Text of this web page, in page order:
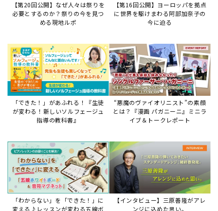
【第20回公開】なぜ人々は祭りを
必要とするのか？祭りの今を見つ
める現地ルポ
【第16回公開】ヨーロッパを拠点
に世界を駆けまわる阿部加奈子の
今に迫る
「できた！」があふれる！『生徒
が変わる！新しいソルフェージュ
指導の教科書』
“悪魔のヴァイオリニスト”の素顔
とは？『漫画 パガニーニ』ミニラ
イブ＆トークレポート
「わからない」を「できた！」に
変える♪レッスンが変わる五線ボ
【インタビュー】三原善隆がアレ
ンジに込めた思い。